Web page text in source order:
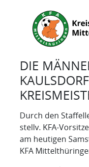
DIE
Durch den
stellv. KFA-
am heutigen
KFA